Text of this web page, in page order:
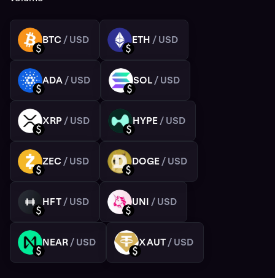
BTC
USD
BTC / USD
ETH
USD
ETH / USD
ADA
USD
ADA/ USD
SOL
USD
SOL/ USD
XRP
USD
XRP/ USD
HYPE
USD
HYPE/ USD
ZEC
USD
ZEC / USD
DOGE
USD
DOGE/ USD
HFT
USD
HFT/ USD
UNI
USD
UNI / USD
NEAR
USD
NEAR/ USD
XAUT
USD
XAUT/ USD